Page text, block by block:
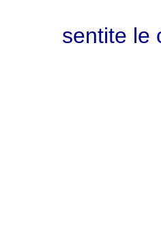
sentite le